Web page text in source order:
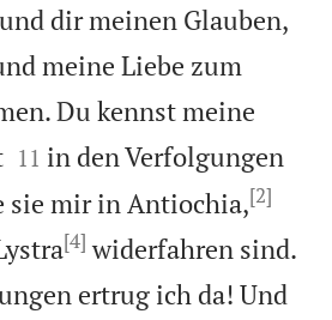
dir meinen Glauben,
meine Liebe zum
Du kennst meine

11 in den Verfolgungen
sie mir in Antiochia,[2]
[4] widerfahren sind.
ertrug ich da! Und